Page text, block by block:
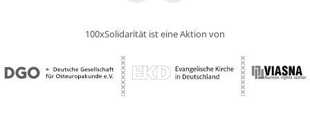
100xSolidarität ist eine Aktion von